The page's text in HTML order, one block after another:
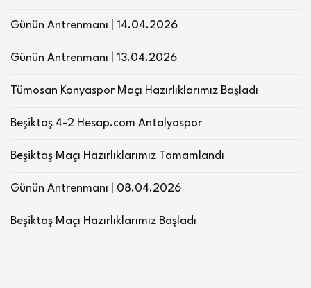
Günün Antrenmanı | 14.04.2026
Günün Antrenmanı | 13.04.2026
Tümosan Konyaspor Maçı Hazırlıklarımız Başladı
Beşiktaş 4-2 Hesap.com Antalyaspor
Beşiktaş Maçı Hazırlıklarımız Tamamlandı
Günün Antrenmanı | 08.04.2026
Beşiktaş Maçı Hazırlıklarımız Başladı